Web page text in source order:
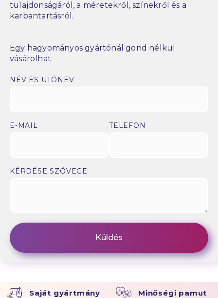
tulajdonságáról, a méretekről, színekről és a
karbantartásról.
Egy hagyományos gyártónál gond nélkül
vásárolhat.
NÉV ÉS UTÓNÉV
E-MAIL TELEFON
KÉRDÉSE SZÖVEGE
Saját gyártmány Minőségi pamut